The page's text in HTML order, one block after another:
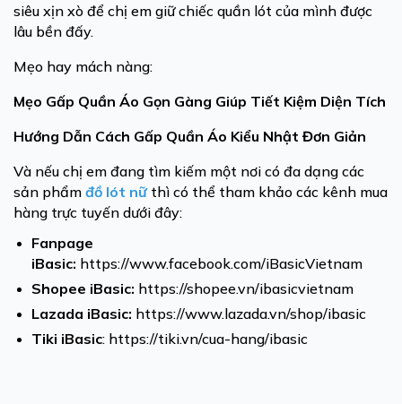
siêu xịn xò để chị em giữ chiếc quần lót của mình được
lâu bền đấy.
Mẹo hay mách nàng:
Mẹo Gấp Quần Áo Gọn Gàng Giúp Tiết Kiệm Diện Tích
Hướng Dẫn Cách Gấp Quần Áo Kiểu Nhật Đơn Giản
Và nếu chị em đang tìm kiếm một nơi có đa dạng các
sản phẩm đồ lót nữthì có thể tham khảo các kênh mua
hàng trực tuyến dưới đây:
Fanpage
iBasic: https://www.facebook.com/iBasicVietnam
Shopee iBasic: https://shopee.vn/ibasicvietnam
Lazada iBasic: https://www.lazada.vn/shop/ibasic
Tiki iBasic: https://tiki.vn/cua-hang/ibasic